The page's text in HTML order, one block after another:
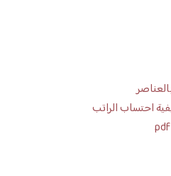
احتساب الراتب